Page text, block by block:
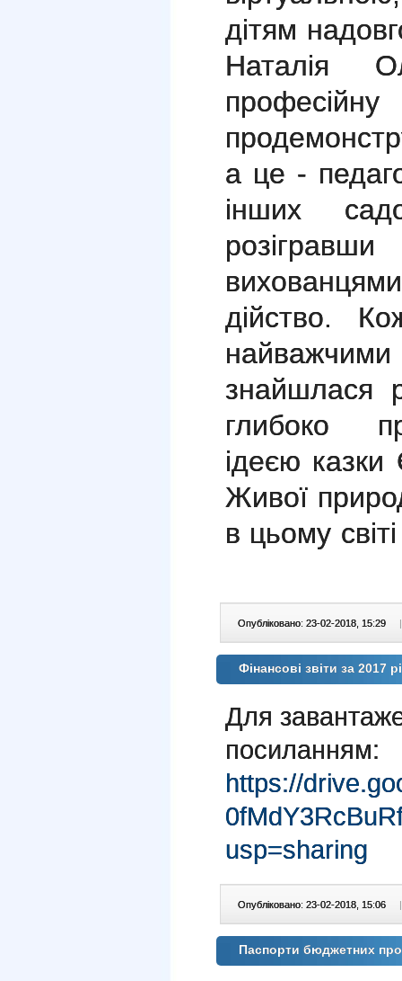
дітям
Наталія
а це -
інших
дійство.
знайшлася
глибоко
ідеєю
Живої
в цьому
Опубліковано: 23-02-2018, 15:29 |
Фінансові звіти за 2017
Для
посиланням:
https://
usp=sharing
Опубліковано: 23-02-2018, 15:06 |
Паспорти бюджетних